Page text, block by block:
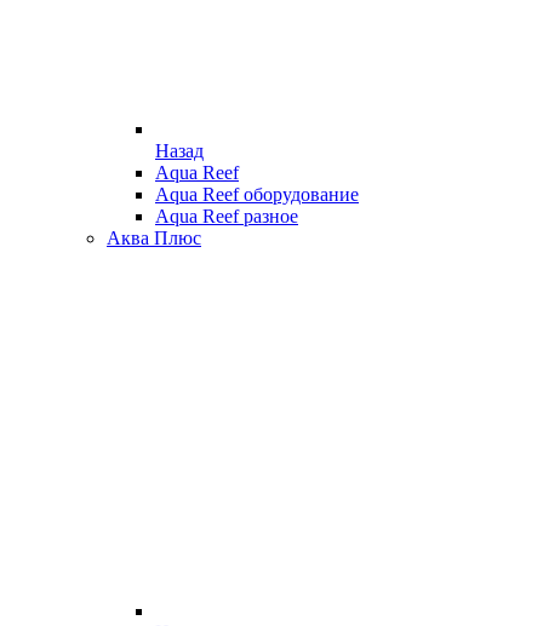
Назад
Aqua Reef
Aqua Reef оборудование
Aqua Reef разное
Аква Плюс